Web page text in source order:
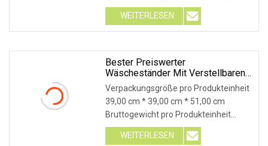
Bekleidung, Hotel, Zuhause,
Badezimmer Spannung: 100–120
V/220 V–240 V, 50/60 Hz Fragen und
eigene Formenbauwerkstatt? A :Ja,
das haben wir
WEITERLESEN
Bester Preiswerter
Wäscheständer Mit Verstellbaren
Clips, Direkt Ab Werk Schwarzer
Kunststoff-Rockaufhänger
Verpackungsgröße pro Produkteinheit
39,00 cm * 39,00 cm * 51,00 cm
Bruttogewicht pro Produkteinheit
11,000 kg Produktbeschreibung --------
-------------------- ---------- Spezifikation
WEITERLESEN